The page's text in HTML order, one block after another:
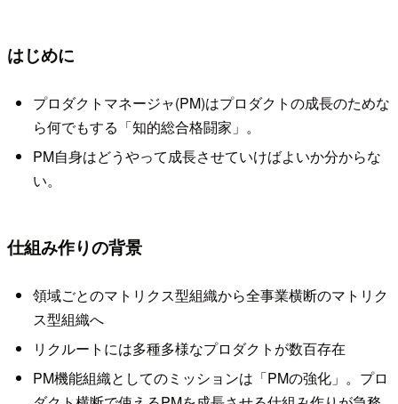
はじめに
プロダクトマネージャ(PM)はプロダクトの成長のためな
ら何でもする「知的総合格闘家」。
PM自身はどうやって成長させていけばよいか分からな
い。
仕組み作りの背景
領域ごとのマトリクス型組織から全事業横断のマトリク
ス型組織へ
リクルートには多種多様なプロダクトが数百存在
PM機能組織としてのミッションは「PMの強化」。プロ